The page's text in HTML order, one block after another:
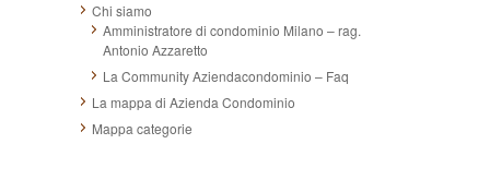
Chi siamo
Amministratore di condominio Milano – rag.
Antonio Azzaretto
La Community Aziendacondominio – Faq
La mappa di Azienda Condominio
Mappa categorie